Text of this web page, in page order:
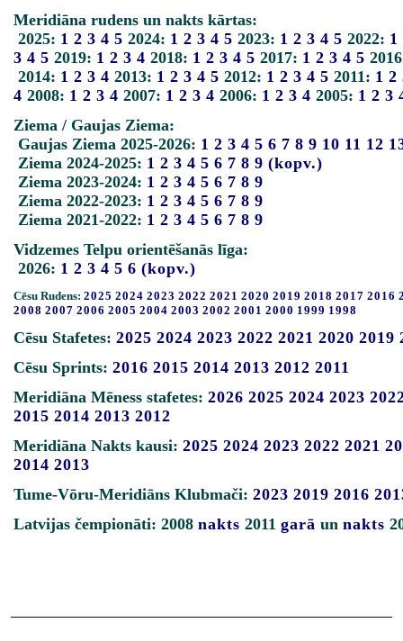
Meridiāna rudens un nakts kārtas:
2025: 1 2 3 4 5 2024: 1 2 3 4 5 2023: 1 2 3 4 5 2022: 1
3 4 5 2019: 1 2 3 4 2018: 1 2 3 4 5 2017: 1 2 3 4 5
2014: 1 2 3 4 2013: 1 2 3 4 5 2012: 1 2 3 4 5 2011: 1 2
4 2008: 1 2 3 4 2007: 1 2 3 4 2006: 1 2 3 4 2005: 1 2 3
Ziema / Gaujas Ziema:
Gaujas Ziema 2025-2026: 1 2 3 4 5 6 7 8 9 10 11 12
Ziema 2024-2025: 1 2 3 4 5 6 7 8 9 (kopv.)
Ziema 2023-2024: 1 2 3 4 5 6 7 8 9
Ziema 2022-2023: 1 2 3 4 5 6 7 8 9
Ziema 2021-2022: 1 2 3 4 5 6 7 8 9
Vidzemes Telpu orientēšanās līga:
2026: 1 2 3 4 5 6 (kopv.)
Cēsu Rudens: 2025 2024 2023 2022 2021 2020 2019 2018 2017 2016
2008 2007 2006 2005 2004 2003 2002 2001 2000 1999 1998
Cēsu Stafetes: 2025 2024 2023 2022 2021 2020 2019
Cēsu Sprints: 2016 2015 2014 2013 2012 2011
Meridiāna Mēness stafetes: 2026 2025 2024 2023
2015 2014 2013 2012
Meridiāna Nakts kausi: 2025 2024 2023 2022 2021
2014 2013
Tume-Vōru-Meridiāns Klubmači: 2023 2019 2016
Latvijas čempionāti: 2008 nakts 2011 garā un nakts